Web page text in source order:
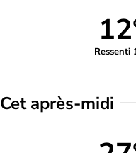
Ressenti
Cet après-midi